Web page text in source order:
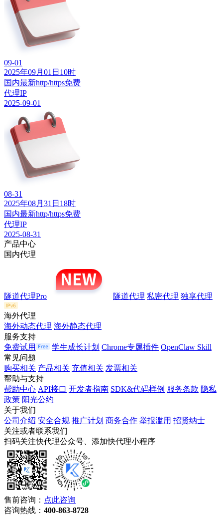
09-01
2025年09月01日10时
国内最新http/https免费
代理IP
2025-09-01
08-31
2025年08月31日18时
国内最新http/https免费
代理IP
2025-08-31
产品中心
国内代理
隧道代理Pro 隧道代理 私密代理 独享代理
海外代理
海外动态代理 海外静态代理
服务支持
免费试用
学生成长计划 Chrome专属插件 OpenClaw Skill
常见问题
购买相关 产品相关 充值相关 发票相关
帮助与支持
帮助中心 API接口 开发者指南 SDK&代码样例 服务条款 隐私
政策 阳光公约
关于我们
公司介绍 安全合规 推广计划 商务合作 举报滥用 招贤纳士
关注或者联系我们
扫码关注快代理公众号、添加快代理小程序
售前咨询： 点此咨询
咨询热线： 400-863-8728